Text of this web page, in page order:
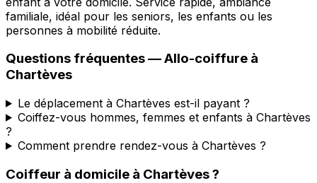
familiale, idéal pour les seniors, les enfants ou les
personnes à mobilité réduite.
Questions fréquentes —Allo-coiffure à
Chartèves
Le déplacement à Chartèves est-il payant ?
Coiffez-vous hommes, femmes et enfants à Chartèves
?
Comment prendre rendez-vous à Chartèves ?
Coiffeur à domicile à Chartèves?